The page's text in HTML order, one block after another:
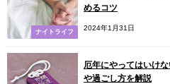
ナイトライフ
めるコツ
2024年1月31日
厄年にやってはいけ
や過ごし方を解説